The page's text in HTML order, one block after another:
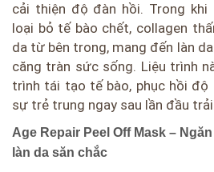
cải thiện độ đàn hồi. Trong khi
loại bỏ tế bào chết, collagen
da từ bên trong, mang đến làn
căng tràn sức sống. Liệu trình
trình tái tạo tế bào, phục hồi độ
sự trẻ trung ngay sau lần đầu
Age Repair Peel Off Mask –
làn da săn chắc